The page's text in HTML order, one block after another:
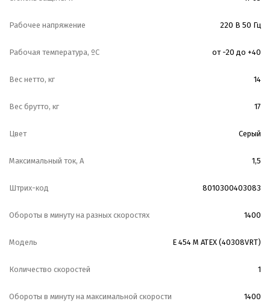
Рабочее напряжение 220 В 50 Гц
Рабочая температура, ºС от -20 до +40
Вес нетто, кг 14
Вес брутто, кг 17
Цвет Серый
Максимальный ток, А 1,5
Штрих-код 8010300403083
Обороты в минуту на разных скоростях 1400
Модель E 454 M ATEX (40308VRT)
Количество скоростей 1
Обороты в минуту на максимальной скорости 1400